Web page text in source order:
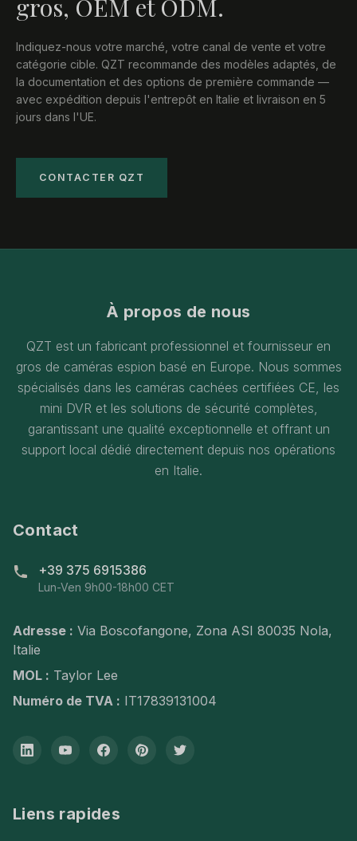
gros, OEM et ODM.
Indiquez-nous votre marché, votre canal de vente et votre
catégorie cible. QZT recommande des modèles adaptés, de
la documentation et des options de première commande —
avec expédition depuis l'entrepôt en Italie et livraison en 5
jours dans l'UE.
CONTACTER QZT
À propos de nous
QZT est un fabricant professionnel et fournisseur en
gros de caméras espion basé en Europe. Nous sommes
spécialisés dans les caméras cachées certifiées CE, les
mini DVR et les solutions de sécurité complètes,
garantissant une qualité exceptionnelle et offrant un
support local dédié directement depuis nos opérations
en Italie.
Contact
+39 375 6915386
Lun-Ven 9h00-18h00 CET
Adresse : Via Boscofangone, Zona ASI 80035 Nola,
Italie
MOL : Taylor Lee
Numéro de TVA : IT17839131004
Liens rapides